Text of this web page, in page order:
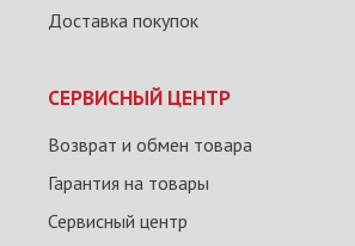
Доставка покупок
СЕРВИСНЫЙ ЦЕНТР
Возврат и обмен товара
Гарантия на товары
Сервисный центр